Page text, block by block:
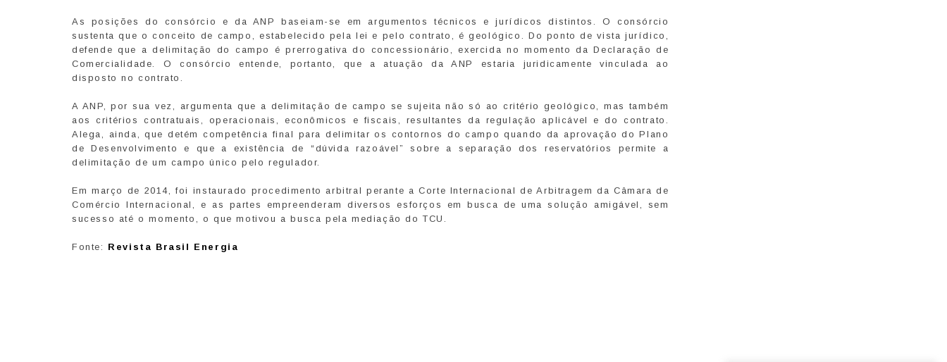
As posições do consórcio e da ANP baseiam-se em argumentos técnicos e jurídicos distintos. O consórcio
sustenta que o conceito de campo, estabelecido pela lei e pelo contrato, é geológico. Do ponto de vista jurídico,
defende que a delimitação do campo é prerrogativa do concessionário, exercida no momento da Declaração de
Comercialidade. O consórcio entende, portanto, que a atuação da ANP estaria juridicamente vinculada ao
disposto no contrato.
A ANP, por sua vez, argumenta que a delimitação de campo se sujeita não só ao critério geológico, mas também
aos critérios contratuais, operacionais, econômicos e fiscais, resultantes da regulação aplicável e do contrato.
Alega, ainda, que detém competência final para delimitar os contornos do campo quando da aprovação do Plano
de Desenvolvimento e que a existência de “dúvida razoável” sobre a separação dos reservatórios permite a
delimitação de um campo único pelo regulador.
Em março de 2014, foi instaurado procedimento arbitral perante a Corte Internacional de Arbitragem da Câmara de
Comércio Internacional, e as partes empreenderam diversos esforços em busca de uma solução amigável, sem
sucesso até o momento, o que motivou a busca pela mediação do TCU.
Fonte: Revista Brasil Energia